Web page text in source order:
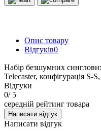
Опис товару
Відгуків0
Набір безшумних синглових
Telecaster, конфігурація S-
Відгуки
0/ 5
середній рейтинг товара
Написати відгук
Написати відгук